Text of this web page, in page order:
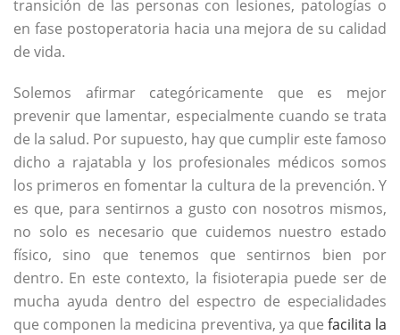
transición de las personas con lesiones, patologías o
en fase postoperatoria hacia una mejora de su calidad
de vida.
Solemos afirmar categóricamente que es mejor
prevenir que lamentar, especialmente cuando se trata
de la salud. Por supuesto, hay que cumplir este famoso
dicho a rajatabla y los profesionales médicos somos
los primeros en fomentar la cultura de la prevención. Y
es que, para sentirnos a gusto con nosotros mismos,
no solo es necesario que cuidemos nuestro estado
físico, sino que tenemos que sentirnos bien por
dentro. En este contexto, la fisioterapia puede ser de
mucha ayuda dentro del espectro de especialidades
que componen la medicina preventiva, ya que facilita la